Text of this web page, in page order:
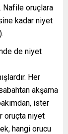
Nafile oruçlara
kadar niyet
de niyet
Her
akşama
ister
oruçta niyet
hangi orucu